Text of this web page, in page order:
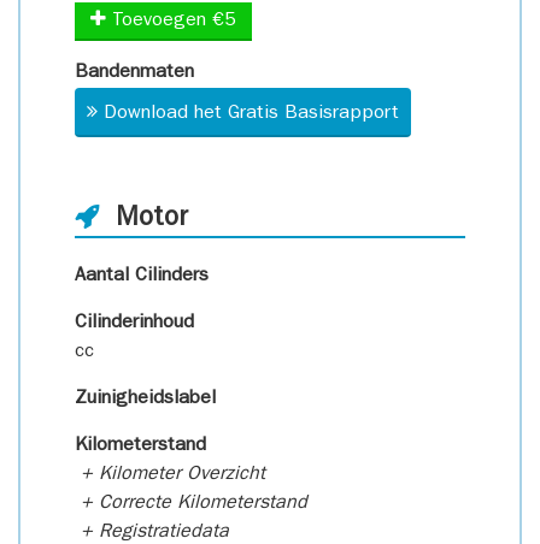
Toevoegen €5
Bandenmaten
Download het Gratis Basisrapport
Motor
Aantal Cilinders
Cilinderinhoud
cc
Zuinigheidslabel
Kilometerstand
+ Kilometer Overzicht
+ Correcte Kilometerstand
+ Registratiedata